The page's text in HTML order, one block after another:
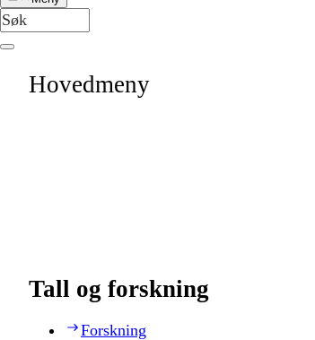
Hovedmeny
Tall og forskning
Forskning